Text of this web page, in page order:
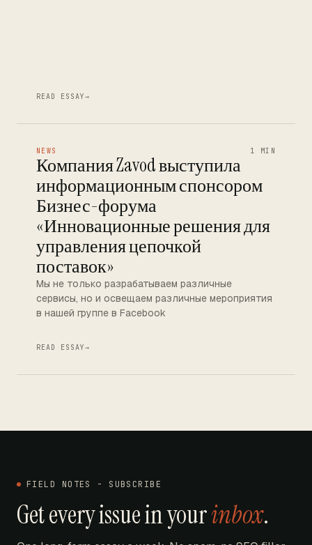
READ ESSAY→
NEWS 1 MIN
Компания Zavod выступила
информационным спонсором
Бизнес-форума
«Инновационные решения для
управления цепочкой
поставок»
Мы не только разрабатываем различные
сервисы, но и освещаем различные мероприятия
в нашей группе в Facebook
READ ESSAY→
FIELD NOTES - SUBSCRIBE
Get every issue in yourinbox.